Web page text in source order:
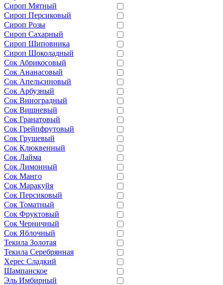
Сироп Мятный
Сироп Персиковый
Сироп Розы
Сироп Сахарный
Сироп Шиповника
Сироп Шоколадный
Сок Абрикосовый
Сок Ананасовый
Сок Апельсиновый
Сок Арбузный
Сок Виноградный
Сок Вишневый
Сок Гранатовый
Сок Грейпфрутовый
Сок Грушевый
Сок Клюквенный
Сок Лайма
Сок Лимонный
Сок Манго
Сок Маракуйя
Сок Персиковый
Сок Томатный
Сок Фруктовый
Сок Черничный
Сок Яблочный
Текила Золотая
Текила Серебрянная
Херес Сладкий
Шампанское
Эль Имбирный